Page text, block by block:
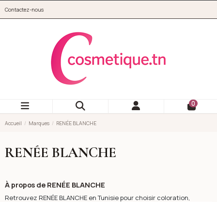
Contactez-nous
0
Accueil Marques RENÉE BLANCHE
RENÉE BLANCHE
À propos de RENÉE BLANCHE
Retrouvez RENÉE BLANCHE en Tunisie pour choisir coloration,